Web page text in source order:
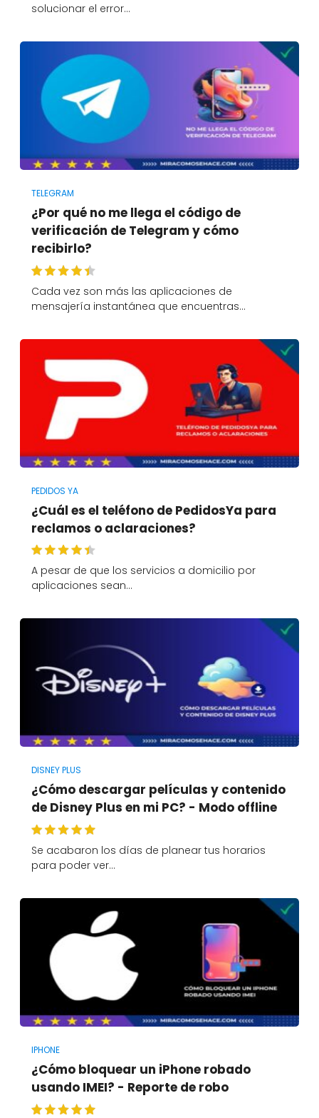
solucionar el error…
TELEGRAM
¿Por qué no me llega el código de
verificación de Telegram y cómo
recibirlo?
Cada vez son más las aplicaciones de
mensajería instantánea que encuentras…
PEDIDOS YA
¿Cuál es el teléfono de PedidosYa para
reclamos o aclaraciones?
A pesar de que los servicios a domicilio por
aplicaciones sean…
DISNEY PLUS
¿Cómo descargar películas y contenido
de Disney Plus en mi PC? - Modo offline
Se acabaron los días de planear tus horarios
para poder ver…
IPHONE
¿Cómo bloquear un iPhone robado
usando IMEI? - Reporte de robo